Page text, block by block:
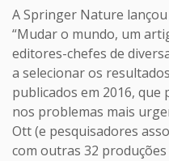
A Springer Nature
“Mudar o mundo, um
editores-chefes de
a selecionar os
publicados em 2016,
nos problemas mais
Ott (e pesquisadores
com outras 32